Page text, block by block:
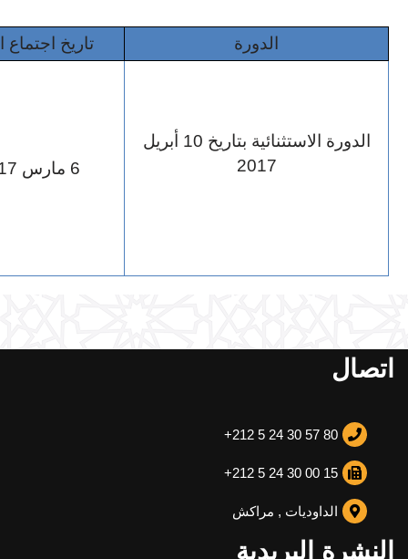
الدورة تاريخ اجتماع
الدورة الاستثنائية بتاريخ 10 أبريل
2017
6 مارس 2017
اتصال
+212 5 24 30 57 80
+212 5 24 30 00 15
الداوديات , مراكش
النشرة البريدية